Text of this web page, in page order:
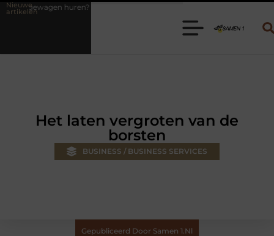
Nieuwe
artikelen
Kies de juiste aanhanger voor jouw klus
Het laten vergroten van de
borsten
BUSINESS / BUSINESS SERVICES
Gepubliceerd Door Samen 1.nl